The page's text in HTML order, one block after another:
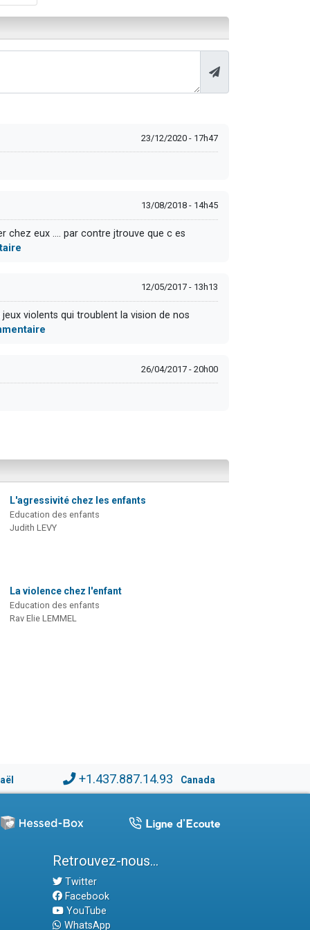
23/12/2020 - 17h47
13/08/2018 - 14h45
chez eux .... par contre jtrouve que c es
12/05/2017 - 13h13
violents qui troublent la vision de nos
26/04/2017 - 20h00
L'agressivité chez les enfants
Education des enfants
Judith LEVY
La violence chez l'enfant
Education des enfants
Rav Elie LEMMEL
+1.437.887.14.93 Canada
Retrouvez-nous...
Twitter
Facebook
YouTube
WhatsApp